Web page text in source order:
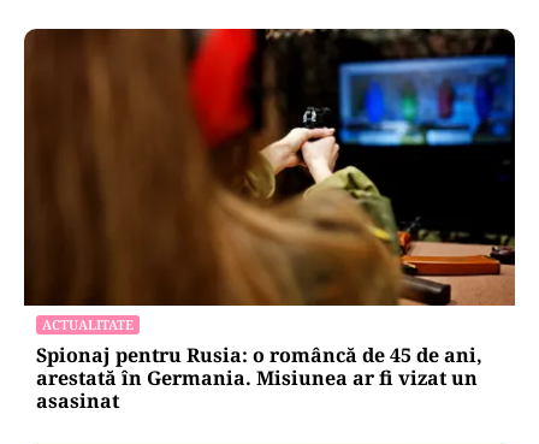
ACTUALITATE
Spionaj pentru Rusia: o româncă de 45 de ani,
arestată în Germania. Misiunea ar fi vizat un
asasinat